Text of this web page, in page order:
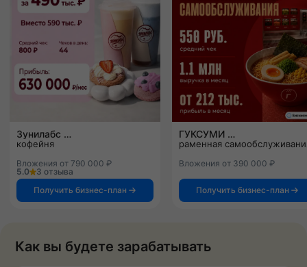
Зунилабс
кофейня
Вложения от 790 000 ₽
5.0
3 отзыва
Получить бизнес-план
ГУКСУМИ
раменная
Вложения от 390 000 ₽
Получить бизнес-план
Как вы будете зарабатывать